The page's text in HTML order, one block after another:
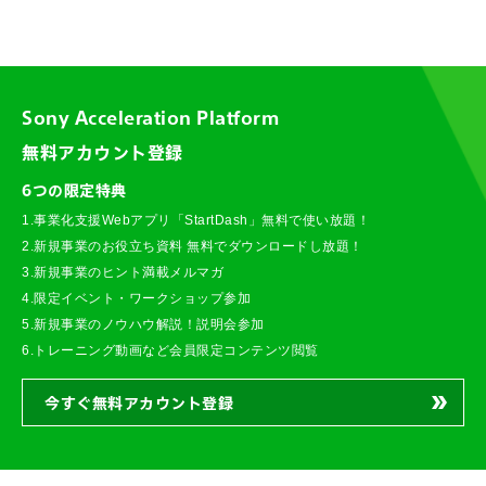
Sony Acceleration Platform
無料アカウント登録
6つの限定特典
1.事業化支援Webアプリ「StartDash」無料で使い放題！
2.新規事業のお役立ち資料 無料でダウンロードし放題！
3.新規事業のヒント満載メルマガ
4.限定イベント・ワークショップ参加
5.新規事業のノウハウ解説！説明会参加
6.トレーニング動画など会員限定コンテンツ閲覧
今すぐ無料アカウント登録